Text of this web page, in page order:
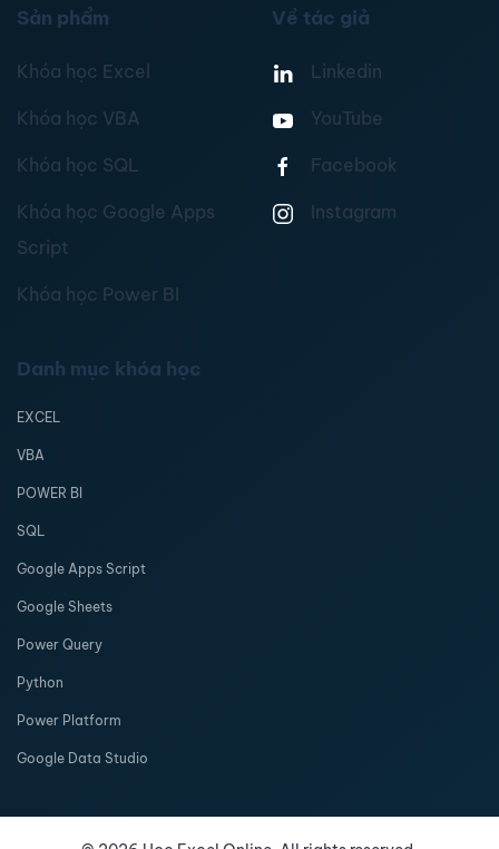
Sản phẩm
Khóa học Excel
Khóa học VBA
Khóa học SQL
Khóa học Google Apps
Script
Khóa học Power BI
Về tác giả
Linkedin
YouTube
Facebook
Instagram
Danh mục khóa học
EXCEL
VBA
POWER BI
SQL
Google Apps Script
Google Sheets
Power Query
Python
Power Platform
Google Data Studio